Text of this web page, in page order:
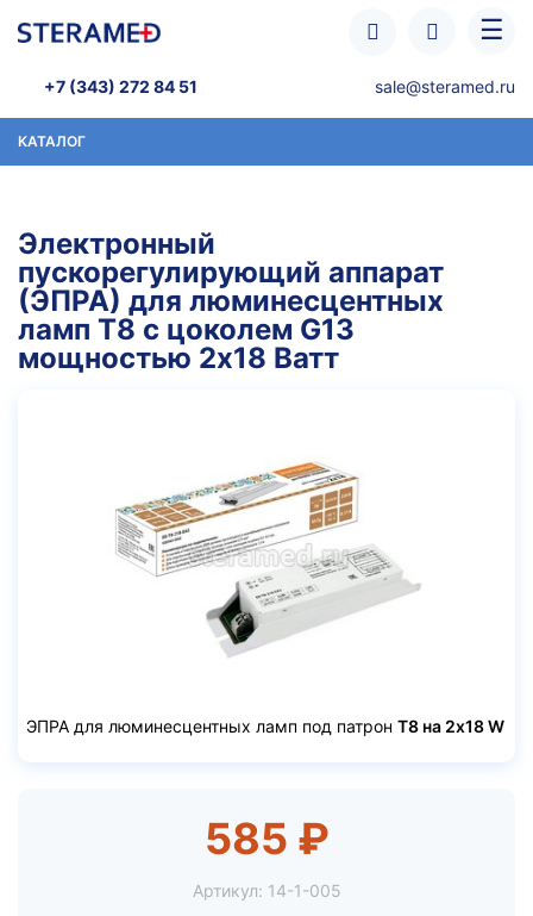
☰
+7 (343) 272 84 51 sale@steramed.ru
КАТАЛОГ
Электронный
пускорегулирующий аппарат
(ЭПРА) для люминесцентных
ламп T8 с цоколем G13
мощностью 2х18 Ватт
ЭПРА для люминесцентных ламп под патрон T8 на 2х18 W
585 ₽
Артикул: 14-1-005